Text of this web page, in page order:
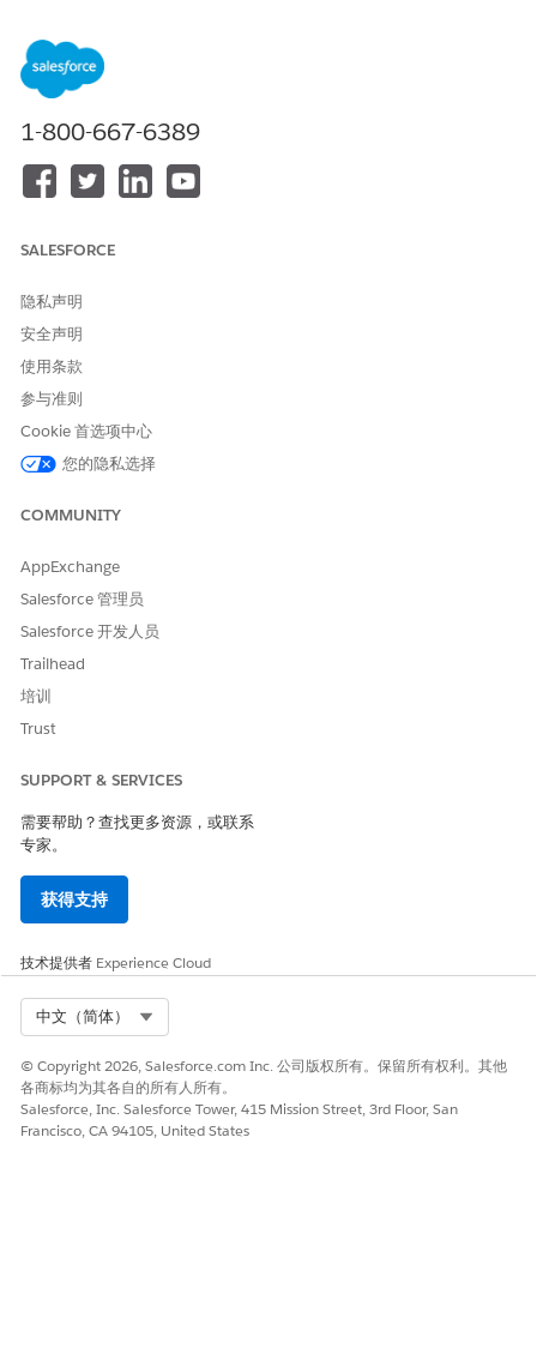
请确保您已为金融产品创建目录和类别。此外，为车辆贷款和租赁
创建产品。
从应用程序启动程序中，选择
例如，选择车辆金融产品。
从类别页面中，单击相关
选择汽车贷款和汽车租赁产品。
保存更改。
请与我们共享您的想法，以便我们进行改进！
1-800-667-6389
SALESFORCE
隐私声明
安全声明
使用条款
参与准则
Cookie 首选项中心
您的隐私选择
COMMUNITY
AppExchange
Salesforce 管理员
Salesforce 开发人员
Trailhead
培训
Trust
SUPPORT & SERVICES
需要帮助？查找更多资源，或联系
专家。
获得支持
技术提供者 Experience Cloud
中文（简体）
© Copyright 2026, Salesforce.com Inc. 公司版权所有。保留所有权利。其他
各商标均为其各自的所有人所有。
Salesforce, Inc. Salesforce Tower, 415 Mission Street, 3rd Floor, San
Francisco, CA 94105, United States